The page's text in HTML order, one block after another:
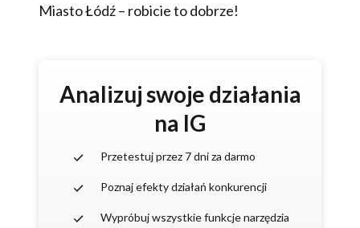
Miasto Łódź – robicie to dobrze!
Analizuj swoje działania
na IG
Przetestuj przez 7 dni za darmo
Poznaj efekty działań konkurencji
Wypróbuj wszystkie funkcje narzędzia